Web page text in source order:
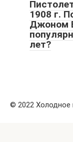
1908 г.
Джоном
лет?
© 2022 Холодное